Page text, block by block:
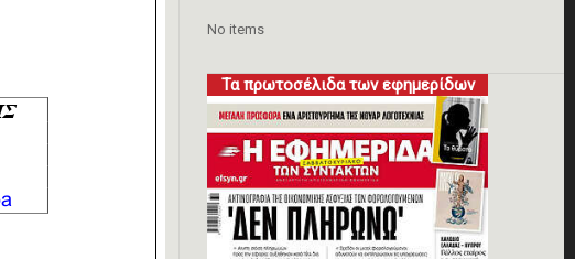
No items
Τα πρωτοσέλιδα των εφημερίδων